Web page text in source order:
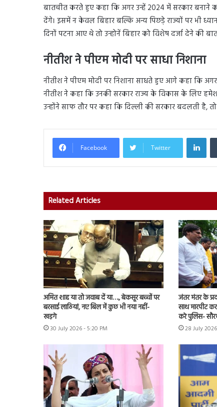
बातचीत करते हुए कहा कि अगर उन्हें 2024 में सरकार बनाने
देंगे। इसमें न केवल बिहार बल्कि अन्य पिछड़े राज्यों पर भी
दिनों पटना आए थे तो उन्होनें बिहार को विशेष दर्जा देने की
नीतीश ने पीएम मोदी पर साधा निशाना
नीतीश ने पीएम मोदी पर निशाना साधते हुए आगे कहा कि
नीतीश ने कहा कि उनकी सरकार राज्य के विकास के लिए
उन्होंने साफ तौर पर कहा कि दिल्ली की सरकार बदलती है,
Facebook Twitter
Related Articles
अमित शाह या तो जवाब दें या…., बेकसूर बच्चों पर
बरसाई लाठियां, नए बिल में कुछ भी नया नहीं-
खड़गे
30 July 2026 - 5:20 PM
जंतर मंतर के
साथ मारपीट
करे पुलिस-
28 July